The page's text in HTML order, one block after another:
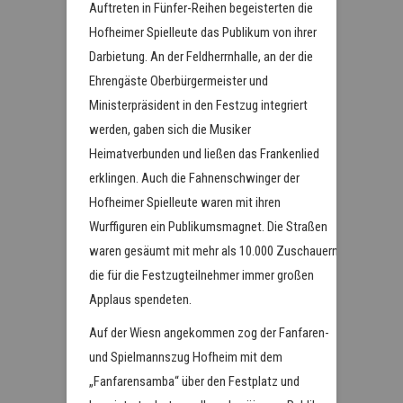
Auftreten in Fünfer-Reihen begeisterten die
Hofheimer Spielleute das Publikum von ihrer
Darbietung. An der Feldherrnhalle, an der die
Ehrengäste Oberbürgermeister und
Ministerpräsident in den Festzug integriert
werden, gaben sich die Musiker
Heimatverbunden und ließen das Frankenlied
erklingen. Auch die Fahnenschwinger der
Hofheimer Spielleute waren mit ihren
Wurffiguren ein Publikumsmagnet. Die Straßen
waren gesäumt mit mehr als 10.000 Zuschauern,
die für die Festzugteilnehmer immer großen
Applaus spendeten.
Auf der Wiesn angekommen zog der Fanfaren-
und Spielmannszug Hofheim mit dem
„Fanfarensamba“ über den Festplatz und